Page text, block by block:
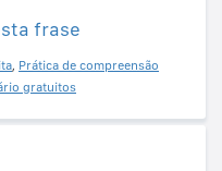
frase
, Prática de compreensão
gratuitos